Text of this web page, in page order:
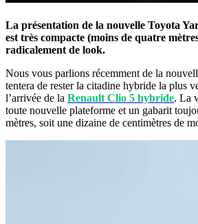
La présentation de la nouvelle Toyota
est très compacte (moins de quatre
radicalement de look.
Nous vous parlions récemment de la
tentera de rester la citadine hybride la plus
l’arrivée de la Renault Clio 5 hybride. La
toute nouvelle plateforme et un gabarit
mètres, soit une dizaine de centimètres de